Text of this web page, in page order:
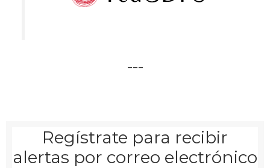
Regístrate para recibir
alertas por correo electrónico